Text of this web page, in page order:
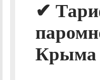
✔
Крыма